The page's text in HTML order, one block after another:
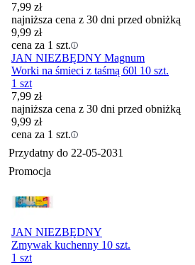
7,99 zł
najniższa cena z 30 dni przed obniżką
9,99 zł
cena za 1 szt.
JAN NIEZBĘDNY Magnum
Worki na śmieci z taśmą 60l 10 szt.
1 szt
7,99 zł
najniższa cena z 30 dni przed obniżką
9,99 zł
cena za 1 szt.
Przydatny do 22-05-2031
Promocja
JAN NIEZBĘDNY
Zmywak kuchenny 10 szt.
1 szt